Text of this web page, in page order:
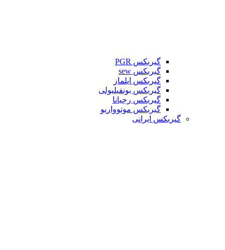
گیربکس PGR
گیربکس sew
گیربکس ایلماز
گیربکس بونفیلیولی
گیربکس رجیانا
گیربکس موتوواریو
گیربکس ایرانی